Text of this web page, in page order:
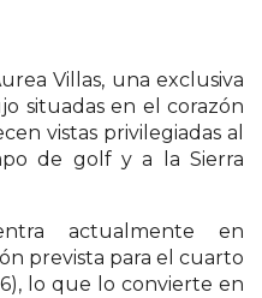
Villas, una exclusiva
situadas en el corazón
vistas privilegiadas al
de golf y a la Sierra
actualmente en
prevista para el cuarto
lo que lo convierte en